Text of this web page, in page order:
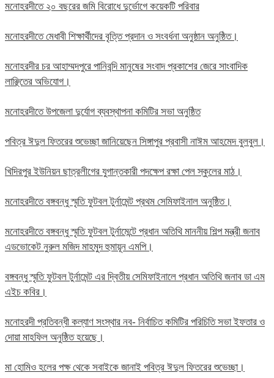
মনোহরদীতে ২০ বছরের জমি বিরোধে দুর্ভোগে কয়েকটি পরিবার
মনোহরদীতে মেধাবী শিক্ষার্থীদের বৃত্তি প্রদান ও সংবর্ধনা অনুষ্ঠান অনুষ্ঠিত।
মনোহরদীর চর আহাম্মদপুরে পানিবন্দি মানুষের সংবাদ প্রকাশের জেরে সাংবাদিক
লাঞ্ছিতের অভিযোগ।
মনোহরদীতে উপজেলা দুর্যোগ ব্যবস্থাপনা কমিটির সভা অনুষ্ঠিত
পবিত্র ঈদুল ফিতরের শুভেচ্ছা জানিয়েছেন সিঙ্গাপুর প্রবাসী নাঈম আহমেদ বুলবুল।
খিদিরপুর ইউনিয়ন ছাত্রলীগের যুগান্তকারী পদক্ষেপ রক্ষা পেল স্কুলের মাঠ।
মনোহরদীতে বঙ্গবন্ধু স্মৃতি ফুটবল টুর্নামেন্ট প্রথম সেমিফাইনাল অনুষ্ঠিত।
মনোহরদীতে বঙ্গবন্ধু স্মৃতি ফুটবল টুর্নামেন্টে প্রধান অতিথি মাননীয় শিল্প মন্ত্রী জনাব
এডভোকেট নুরুল মজিদ মাহমুদ হুমায়ূন এমপি।
বঙ্গবন্ধু স্মৃতি ফুটবল টুর্নামেন্ট এর দ্বিতীয় সেমিফাইনালে প্রধান অতিথি জনাব ডা এম
এইচ কবির।
মনোহরদী প্রতিবন্ধী কল্যাণ সংস্থার নব- নির্বাচিত কমিটির পরিচিতি সভা ইফতার ও
দোয়া মাহফিল অনুষ্ঠিত হয়েছে।
মা হোমিও হলের পক্ষ থেকে সবাইকে জানাই পবিত্র ঈদুল ফিতরের শুভেচ্ছা।